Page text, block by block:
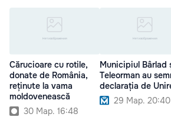
Cărucioare cu rotile,
donate de România,
reținute la vama
moldovenească
30 Мар. 16:48
Municipiul Bârlad
Teleorman au
declarația de
29 Мар. 20:40